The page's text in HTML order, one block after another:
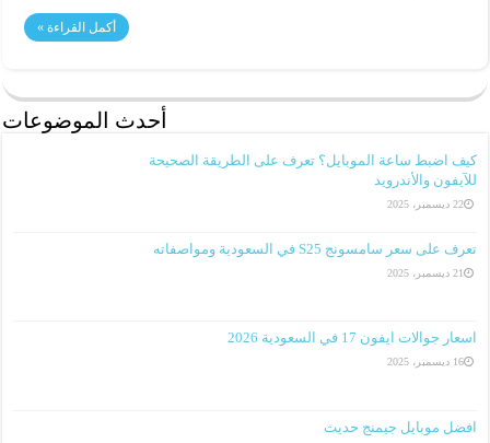
أكمل القراءة »
أحدث الموضوعات
كيف اضبط ساعة الموبايل؟ تعرف على الطريقة الصحيحة
للآيفون والأندرويد
22 ديسمبر، 2025
تعرف على سعر سامسونج S25 في السعودية ومواصفاته
21 ديسمبر، 2025
اسعار جوالات ايفون 17 في السعودية 2026
16 ديسمبر، 2025
افضل موبايل جيمنج حديث